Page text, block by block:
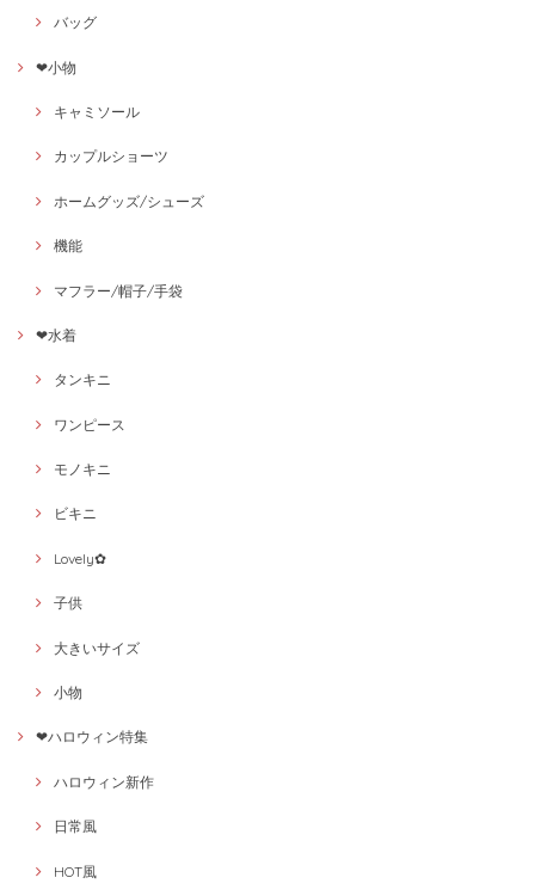
バッグ
❤小物
キャミソール
カップルショーツ
ホームグッズ/シューズ
機能
マフラー/帽子/手袋
❤水着
タンキニ
ワンピース
モノキニ
ビキニ
Lovely✿
子供
大きいサイズ
小物
❤ハロウィン特集
ハロウィン新作
日常風
HOT風